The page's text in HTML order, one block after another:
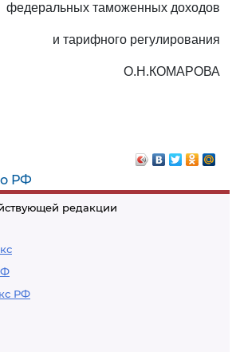
РФ
редакции
РФ
федеральных таможенных доходов
и тарифного регулирования
О.Н.КОМАРОВА